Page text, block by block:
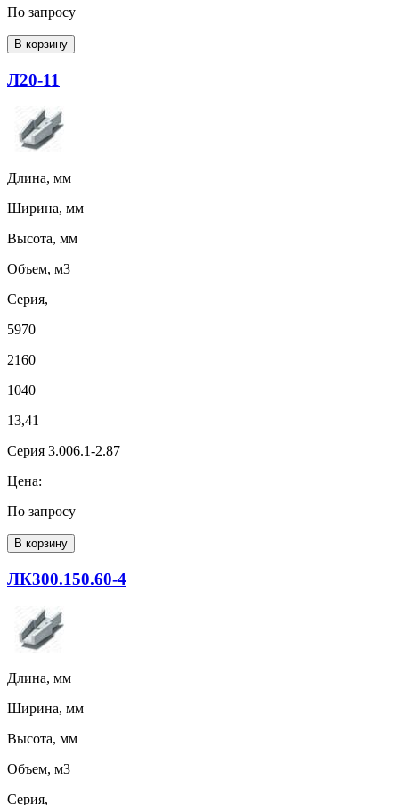
По запросу
В корзину
Л20-11
Длина, мм
Ширина, мм
Высота, мм
Объем, м3
Серия,
5970
2160
1040
13,41
Серия 3.006.1-2.87
Цена:
По запросу
В корзину
ЛК300.150.60-4
Длина, мм
Ширина, мм
Высота, мм
Объем, м3
Серия,